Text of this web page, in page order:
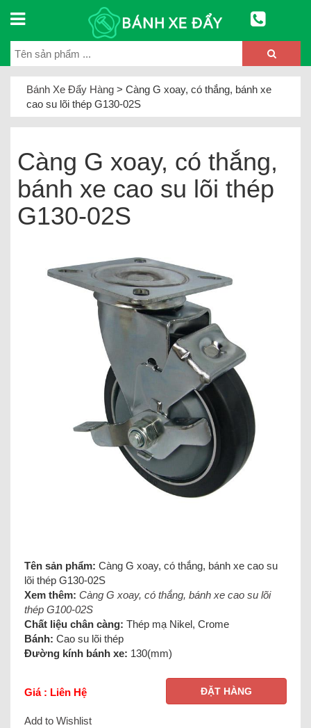
Bánh Xe Đẩy Hàng > Càng G xoay, có thắng, bánh xe
cao su lõi thép G130-02S
Càng G xoay, có thắng,
bánh xe cao su lõi thép
G130-02S
Tên sản phẩm: Càng G xoay, có thắng, bánh xe cao su
lõi thép G130-02S
Xem thêm: Càng G xoay, có thắng, bánh xe cao su lõi
thép G100-02S
Chất liệu chân càng: Thép mạ Nikel, Crome
Bánh: Cao su lõi thép
Đường kính bánh xe: 130(mm)
Giá : Liên Hệ ĐẶT HÀNG
Add to Wishlist